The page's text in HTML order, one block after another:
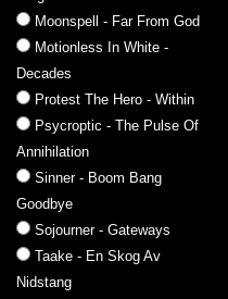
Moonspell - Far From God
Motionless In White -
Decades
Protest The Hero - Within
Psycroptic - The Pulse Of
Annihilation
Sinner - Boom Bang
Goodbye
Sojourner - Gateways
Taake - En Skog Av
Nidstang